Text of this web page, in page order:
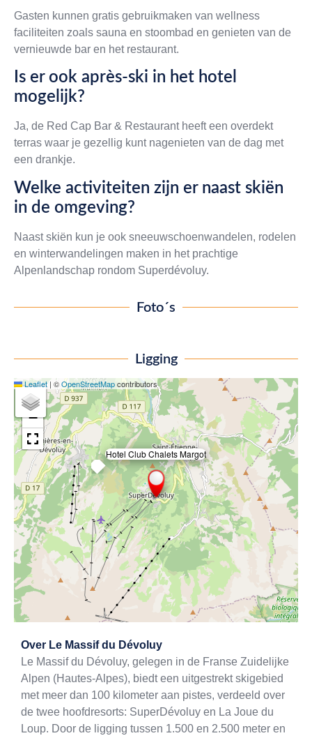
Gasten kunnen gratis gebruikmaken van wellness
faciliteiten zoals sauna en stoombad en genieten van de
vernieuwde bar en het restaurant.
Is er ook après-ski in het hotel
mogelijk?
Ja, de Red Cap Bar & Restaurant heeft een overdekt
terras waar je gezellig kunt nagenieten van de dag met
een drankje.
Welke activiteiten zijn er naast skiën
in de omgeving?
Naast skiën kun je ook sneeuwschoenwandelen, rodelen
en winterwandelingen maken in het prachtige
Alpenlandschap rondom Superdévoluy.
Foto´s
Ligging
Hotel Club Chalets Margot
×
+
−
Leaflet | ©OpenStreetMapcontributors
Over Le Massif du Dévoluy
Le Massif du Dévoluy, gelegen in de Franse Zuidelijke
Alpen (Hautes-Alpes), biedt een uitgestrekt skigebied
met meer dan 100 kilometer aan pistes, verdeeld over
de twee hoofdresorts: SuperDévoluy en La Joue du
Loup. Door de ligging tussen 1.500 en 2.500 meter en